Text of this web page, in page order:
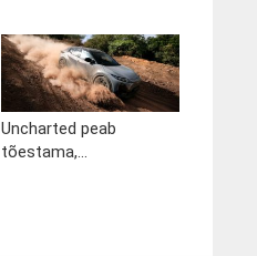
Uncharted peab
tõestama,...